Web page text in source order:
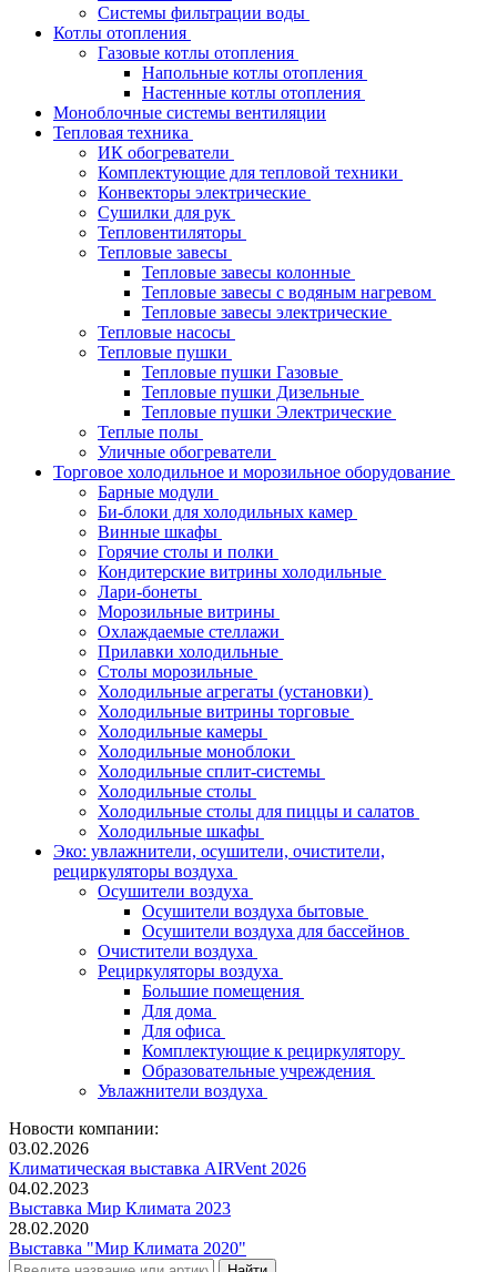
Системы фильтрации воды
Котлы отопления
Газовые котлы отопления
Напольные котлы отопления
Настенные котлы отопления
Моноблочные системы вентиляции
Тепловая техника
ИК обогреватели
Комплектующие для тепловой техники
Конвекторы электрические
Сушилки для рук
Тепловентиляторы
Тепловые завесы
Тепловые завесы колонные
Тепловые завесы с водяным нагревом
Тепловые завесы электрические
Тепловые насосы
Тепловые пушки
Тепловые пушки Газовые
Тепловые пушки Дизельные
Тепловые пушки Электрические
Теплые полы
Уличные обогреватели
Торговое холодильное и морозильное оборудование
Барные модули
Би-блоки для холодильных камер
Винные шкафы
Горячие столы и полки
Кондитерские витрины холодильные
Лари-бонеты
Морозильные витрины
Охлаждаемые стеллажи
Прилавки холодильные
Столы морозильные
Холодильные агрегаты (установки)
Холодильные витрины торговые
Холодильные камеры
Холодильные моноблоки
Холодильные сплит-системы
Холодильные столы
Холодильные столы для пиццы и салатов
Холодильные шкафы
Эко: увлажнители, осушители, очистители,
рециркуляторы воздуха
Осушители воздуха
Осушители воздуха бытовые
Осушители воздуха для бассейнов
Очистители воздуха
Рециркуляторы воздуха
Большие помещения
Для дома
Для офиса
Комплектующие к рециркулятору
Образовательные учреждения
Увлажнители воздуха
Новости компании:
03.02.2026
Климатическая выставка AIRVent 2026
04.02.2023
Выставка Мир Климата 2023
28.02.2020
Выставка "Мир Климата 2020"